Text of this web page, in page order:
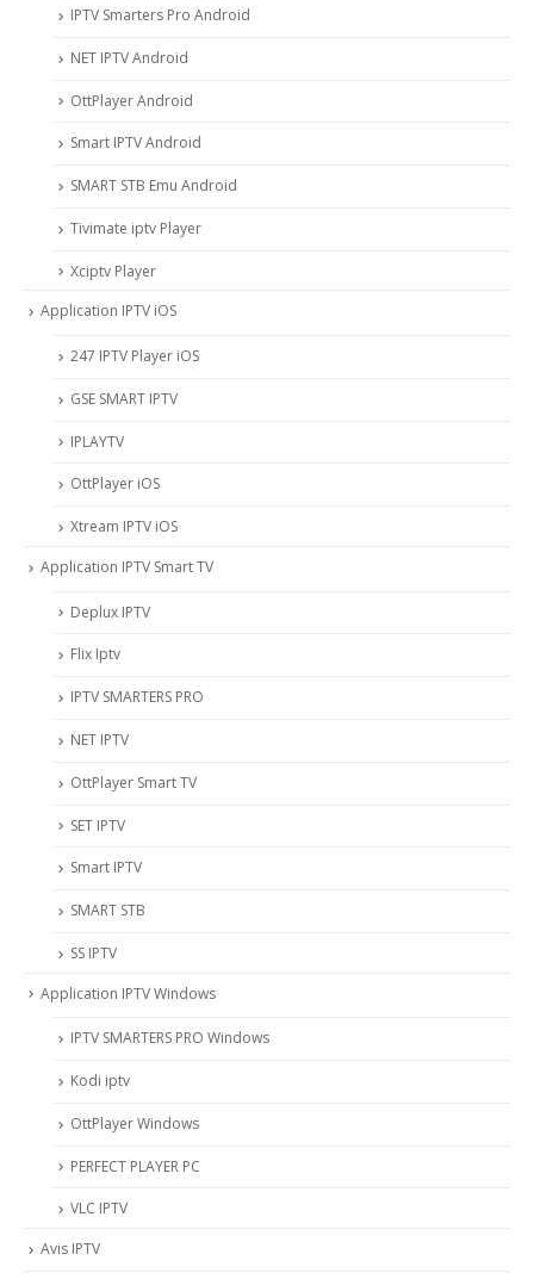
IPTV Smarters Pro Android
NET IPTV Android
OttPlayer Android
Smart IPTV Android
SMART STB Emu Android
Tivimate iptv Player
Xciptv Player
Application IPTV iOS
247 IPTV Player iOS
‎GSE SMART IPTV
IPLAYTV
OttPlayer iOS
Xtream IPTV iOS
Application IPTV Smart TV
Deplux IPTV
Flix Iptv
IPTV SMARTERS PRO
NET IPTV
OttPlayer Smart TV
SET IPTV
Smart IPTV
SMART STB
SS IPTV
Application IPTV Windows
IPTV SMARTERS PRO Windows
Kodi iptv
OttPlayer Windows
PERFECT PLAYER PC
VLC IPTV
Avis IPTV